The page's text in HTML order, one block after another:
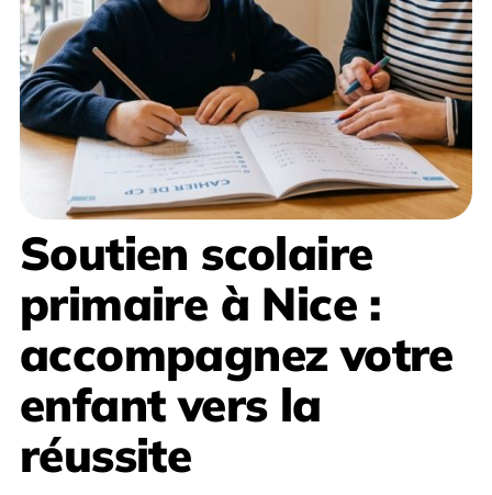
Soutien scolaire
primaire à Nice:
accompagnez votre
enfant vers la
réussite